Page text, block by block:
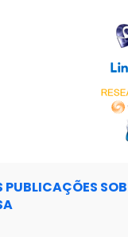
PUBLICAÇÕES